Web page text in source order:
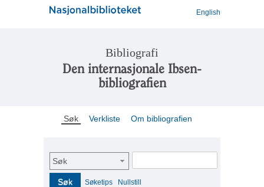
English
Bibliografi
Den internasjonale Ibsen-
bibliografien
Søk Verkliste Om bibliografien
Søk
Søk Søketips Nullstill